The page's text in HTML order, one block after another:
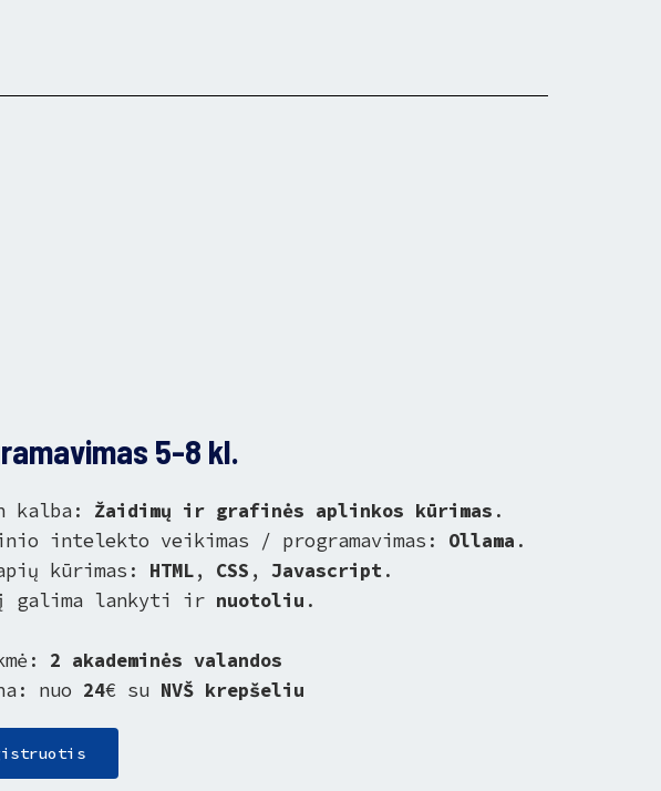
5-8 kl.
kalba: Žaidimų ir grafinės aplinkos kūrimas .
intelekto veikimas / programavimas: Ollama .
kūrimas: HTML, CSS , Javascript.
galima lankyti ir nuotoliu .
2 akademinės valandos
nuo 24€ su NVŠ krepšeliu